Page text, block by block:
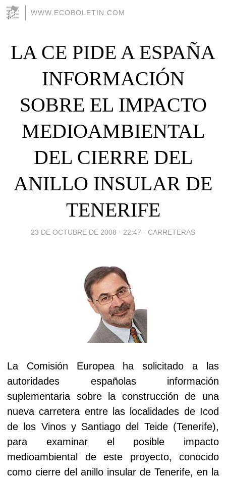
WWW.ECOBOLETIN.COM
LA CE PIDE A ESPAÑA
INFORMACIÓN
SOBRE EL IMPACTO
MEDIOAMBIENTAL
DEL CIERRE DEL
ANILLO INSULAR DE
TENERIFE
23 DE OCTUBRE DE 2008 - 22:47 - CARRETERAS
La Comisión Europea ha solicitado a las
autoridades españolas información
suplementaria sobre la construcción de una
nueva carretera entre las localidades de Icod
de los Vinos y Santiago del Teide (Tenerife),
para examinar el posible impacto
medioambiental de este proyecto, conocido
como cierre del anillo insular de Tenerife, en la